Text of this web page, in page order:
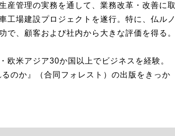
産管理の実務を通して、業務改革・改善に取
工場建設プロジェクトを遂行。特に、仏ルノ
、顧客および社内から大きな評価を得る。
欧米アジア30か国以上でビジネスを経験。
のか』（合同フォレスト）の出版をきっか